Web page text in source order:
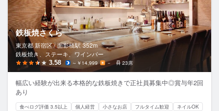
鉄板焼さくら
東京都 新宿区 / 面影橋駅 352m
鉄板焼き、ステーキ、ワインバー
3.58 ～￥14,999 － 23席
幅広い経験が出来る本格的な鉄板焼きで正社員募集中◎賞与年2回
あり
食べログ評価 3.5以上 個人経営 小さなお店 フルタイム歓迎
ネイルOK